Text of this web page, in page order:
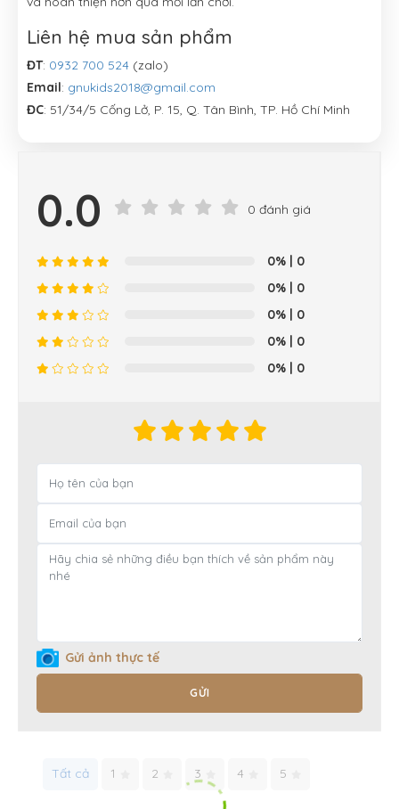
Liên hệ mua sản phẩm
ĐT: 0932 700 524 (zalo)
Email: gnukids2018@gmail.com
ĐC: 51/34/5 Cống Lở, P. 15, Q. Tân Bình, TP. Hồ Chí Minh
0.0 0 đánh giá
0% | 0
0% | 0
0% | 0
0% | 0
0% | 0
Gửi ảnh thực tế
GỬI
Tất cả 1 2 3 4 5